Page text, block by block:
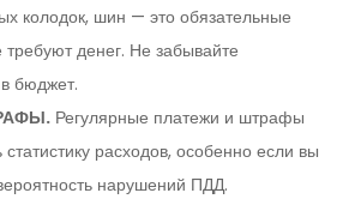
колодок, шин — это обязательные
требуют денег. Не забывайте
бюджет.
Регулярные платежи и штрафы
статистику расходов, особенно если вы
нарушений ПДД.